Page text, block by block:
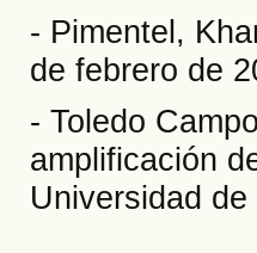
- Pimentel,
de febrero de
- Toledo
amplificación
Universidad